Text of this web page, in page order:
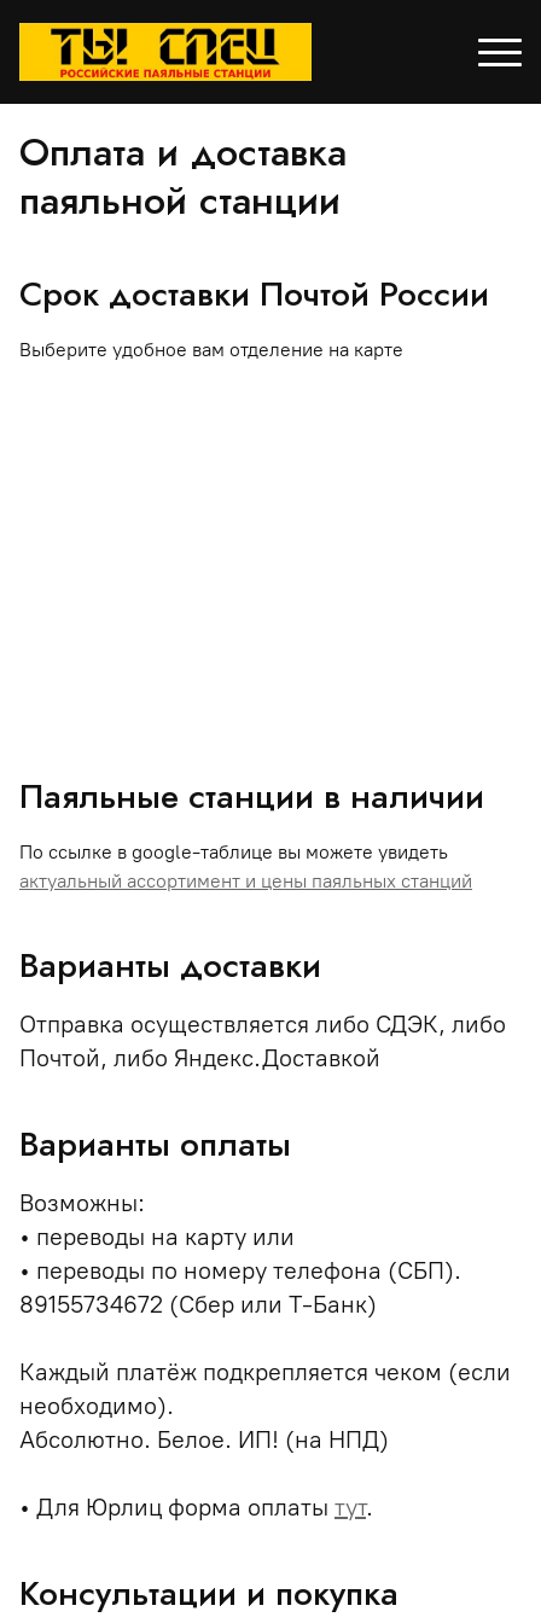
Оплата и доставка
паяльной станции
Срок доставки Почтой России
Выберите удобное вам отделение на карте
Паяльные станции в наличии
По ссылке в google-таблице вы можете увидеть
актуальный ассортимент и цены паяльных станций
Варианты доставки
Отправка осуществляется либо СДЭК, либо
Почтой, либо Яндекс.Доставкой
Варианты оплаты
Возможны:
• переводы на карту или
• переводы по номеру телефона (СБП).
89155734672 (Сбер или Т-Банк)
Каждый платёж подкрепляется чеком (если
необходимо).
Абсолютно. Белое. ИП! (на НПД)
• Для Юрлиц форма оплаты тут.
Консультации и покупка